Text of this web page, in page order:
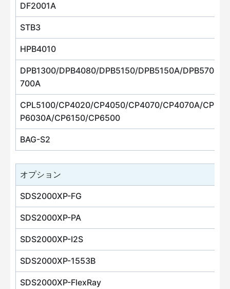
DF2001A
STB3
HPB4010
DPB1300/DPB4080/DPB5150/DPB5150A/DPB5700/
700A
CPL5100/CP4020/CP4050/CP4070/CP4070A/
P6030A/CP6150/CP6500
BAG-S2
オプション
SDS2000XP-FG
SDS2000XP-PA
SDS2000XP-I2S
SDS2000XP-1553B
SDS2000XP-FlexRay